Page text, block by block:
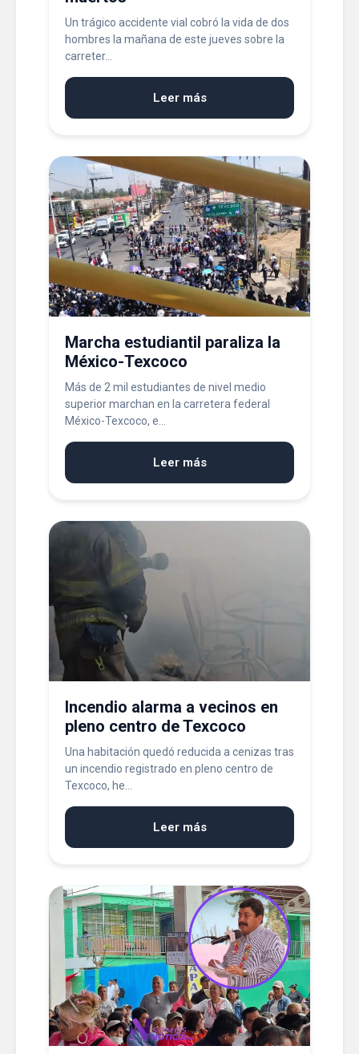
Un trágico accidente vial cobró la vida de dos
hombres la mañana de este jueves sobre la
carreter...
Leer más
Marcha estudiantil paraliza la
México-Texcoco
Más de 2 mil estudiantes de nivel medio
superior marchan en la carretera federal
México-Texcoco, e...
Leer más
Incendio alarma a vecinos en
pleno centro de Texcoco
Una habitación quedó reducida a cenizas tras
un incendio registrado en pleno centro de
Texcoco, he...
Leer más